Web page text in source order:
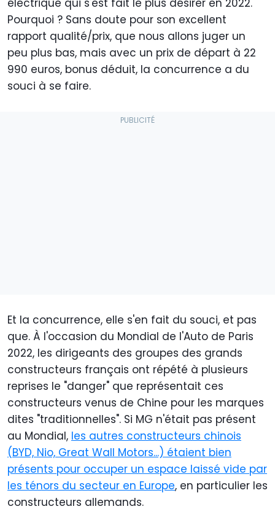
électrique qui s'est fait le plus désirer en 2022.
Pourquoi ? Sans doute pour son excellent
rapport qualité/prix, que nous allons juger un
peu plus bas, mais avec un prix de départ à 22
990 euros, bonus déduit, la concurrence a du
souci à se faire.
Et la concurrence, elle s'en fait du souci, et pas
que. À l'occasion du Mondial de l'Auto de Paris
2022, les dirigeants des groupes des grands
constructeurs français ont répété à plusieurs
reprises le "danger" que représentait ces
constructeurs venus de Chine pour les marques
dites "traditionnelles". Si MG n'était pas présent
au Mondial, les autres constructeurs chinois
(BYD, Nio, Great Wall Motors...) étaient bien
présents pour occuper un espace laissé vide par
les ténors du secteur en Europe, en particulier les
constructeurs allemands.